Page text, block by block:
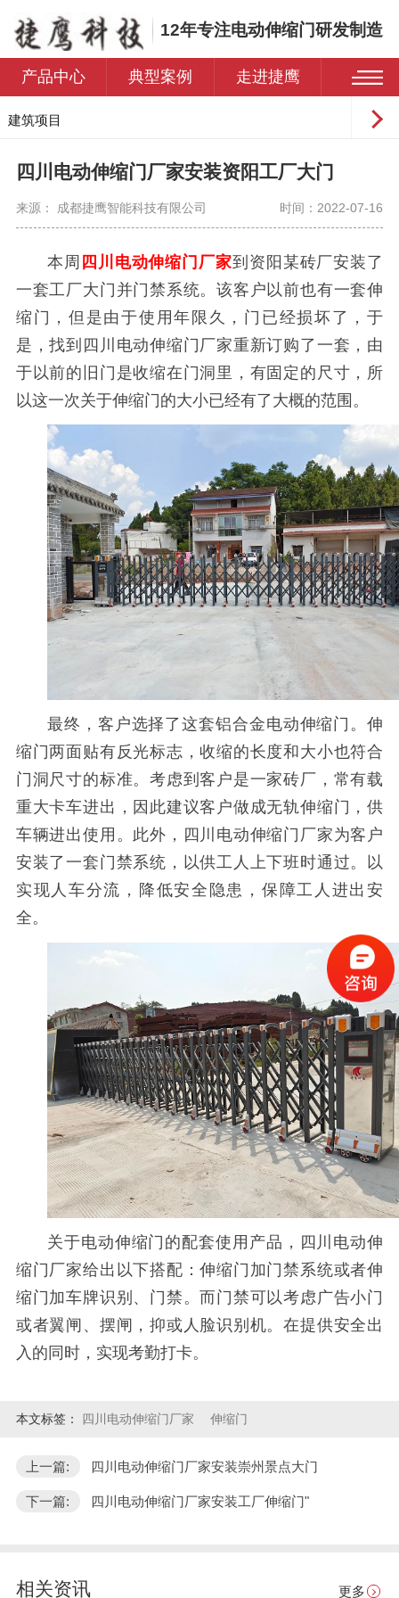
12年专注电动伸缩门研发制造
产品中心 典型案例 走进捷鹰
建筑项目
学校
医院
四川电动伸缩门厂家安装资阳工厂大门
来源： 成都捷鹰智能科技有限公司 时间：2022-07-16
本周 四川电动伸缩门厂家到资阳某砖厂安装了
一套工厂大门并门禁系统。该客户以前也有一套伸
缩门，但是由于使用年限久，门已经损坏了，于
是，找到四川电动伸缩门厂家重新订购了一套，由
于以前的旧门是收缩在门洞里，有固定的尺寸，所
以这一次关于伸缩门的大小已经有了大概的范围。
最终，客户选择了这套铝合金电动伸缩门。伸
缩门两面贴有反光标志，收缩的长度和大小也符合
门洞尺寸的标准。考虑到客户是一家砖厂，常有载
重大卡车进出，因此建议客户做成无轨伸缩门，供
车辆进出使用。此外，四川电动伸缩门厂家为客户
安装了一套门禁系统，以供工人上下班时通过。以
实现人车分流，降低安全隐患，保障工人进出安
全。
关于电动伸缩门的配套使用产品，四川电动伸
缩门厂家给出以下搭配：伸缩门加门禁系统或者伸
缩门加车牌识别、门禁。而门禁可以考虑广告小门
或者翼闸、摆闸，抑或人脸识别机。在提供安全出
入的同时，实现考勤打卡。
本文标签： 四川电动伸缩门厂家 伸缩门
上一篇: 四川电动伸缩门厂家安装崇州景点大门
下一篇: 四川电动伸缩门厂家安装工厂伸缩门"
相关资讯 更多